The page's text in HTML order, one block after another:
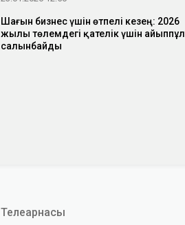
Шағын бизнес үшін өтпелі кезең: 2026
жылы төлемдегі қателік үшін айыппұл
салынбайды
Телеарнасы